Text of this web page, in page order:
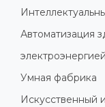
Автоматизация
электроэнергией
Умная фабрика
Искусственный